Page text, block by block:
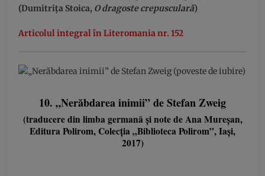
(Dumitrița Stoica, O dragoste crepusculară)
Articolul integral în Literomania nr. 152
10. „Nerăbdarea inimii” de Stefan Zweig
(traducere din limba germană și note de Ana Mureșan,
Editura Polirom, Colecția „Biblioteca Polirom”, Iași,
2017)